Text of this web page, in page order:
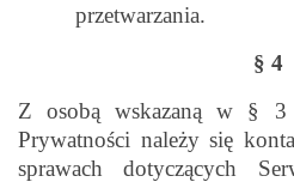
przetwarzania.
§ 4
Z osobą wskazaną w §
Prywatności należy się
sprawach dotyczących